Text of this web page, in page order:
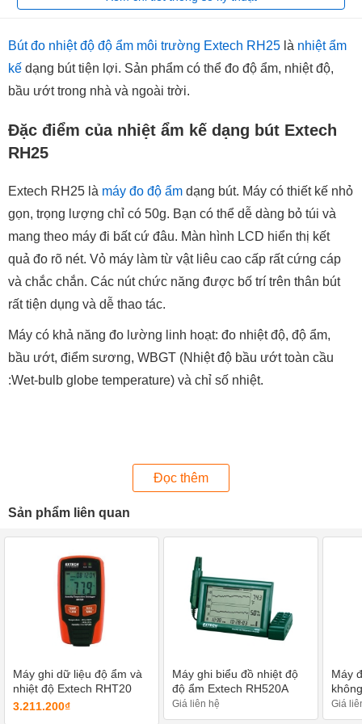
Bút đo nhiệt độ độ ẩm môi trường Extech RH25 là nhiệt ẩm
kế dạng bút tiện lợi. Sản phẩm có thể đo độ ẩm, nhiệt độ,
bầu ướt trong nhà và ngoài trời.
Đặc điểm của nhiệt ẩm kế dạng bút Extech
RH25
Extech RH25 là máy đo độ ẩm dạng bút. Máy có thiết kế nhỏ
gọn, trọng lượng chỉ có 50g. Bạn có thể dễ dàng bỏ túi và
mang theo máy đi bất cứ đâu. Màn hình LCD hiển thị kết
quả đo rõ nét. Vỏ máy làm từ vật liêu cao cấp rất cứng cáp
và chắc chắn. Các nút chức năng được bố trí trên thân bút
rất tiện dụng và dễ thao tác.
Máy có khả năng đo lường linh hoạt: đo nhiệt độ, độ ẩm,
bầu ướt, điểm sương, WBGT (Nhiệt độ bầu ướt toàn cầu
:Wet-bulb globe temperature) và chỉ số nhiệt.
Đọc thêm
Sản phẩm liên quan
Máy ghi dữ liệu độ ẩm và
nhiệt độ Extech RHT20
3.211.200₫
Máy ghi biểu đồ nhiệt độ
độ ẩm Extech RH520A
Giá liên hệ
Máy
Giá